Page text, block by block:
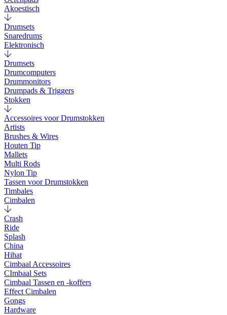
Akoestisch
Drumsets
Snaredrums
Elektronisch
Drumsets
Drumcomputers
Drummonitors
Drumpads & Triggers
Stokken
Accessoires voor Drumstokken
Artists
Brushes & Wires
Houten Tip
Mallets
Multi Rods
Nylon Tip
Tassen voor Drumstokken
Timbales
Cimbalen
Crash
Ride
Splash
China
Hihat
Cimbaal Accessoires
CImbaal Sets
Cimbaal Tassen en -koffers
Effect Cimbalen
Gongs
Hardware